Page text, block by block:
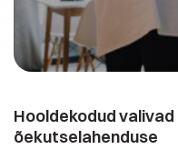
Hooldekodud
õekutselahenduse